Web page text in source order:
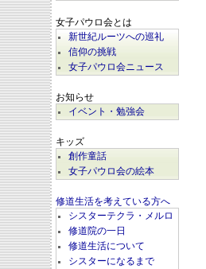
女子パウロ会とは
新世紀ルーツへの巡礼
信仰の挑戦
女子パウロ会ニュース
お知らせ
イベント・勉強会
キッズ
創作童話
女子パウロ会の絵本
修道生活を考えている方へ
シスターテクラ・メルロ
修道院の一日
修道生活について
シスターになるまで